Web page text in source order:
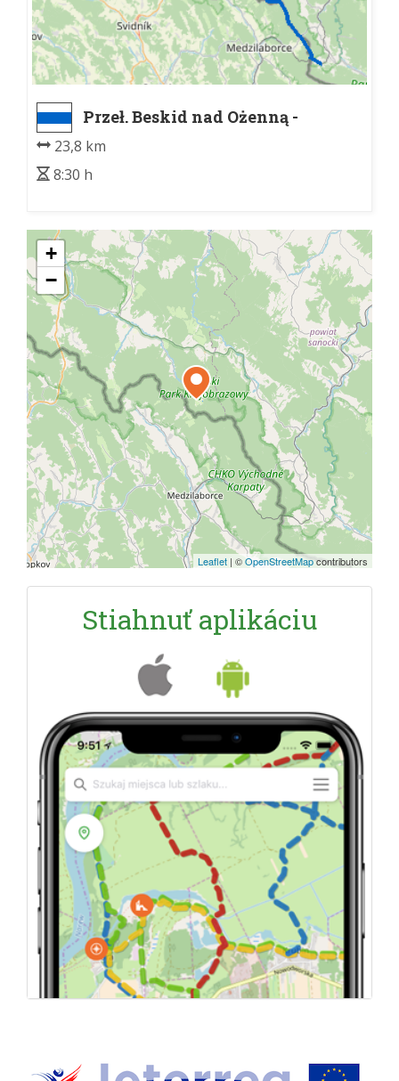
Przeł. Beskid nad Ożenną -
23,8 km
8:30 h
+
−
Leaflet | ©OpenStreetMapcontributors
Stiahnuť aplikáciu